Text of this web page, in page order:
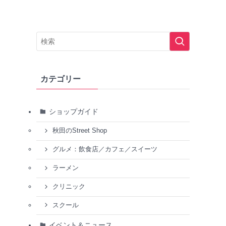
カテゴリー
ショップガイド
秋田のStreet Shop
グルメ：飲食店／カフェ／スイーツ
ラーメン
クリニック
スクール